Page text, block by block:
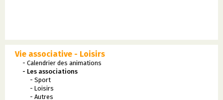
Vie associative - Loisirs
- Calendrier des animations
- Les associations
- Sport
- Loisirs
- Autres